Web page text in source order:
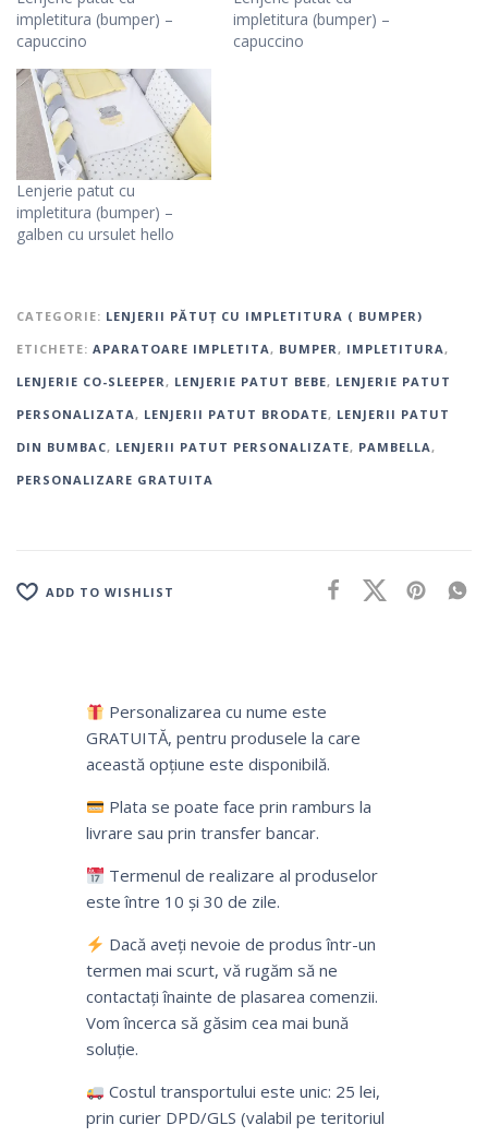
impletitura (bumper) –
capuccino
impletitura (bumper) –
capuccino
Lenjerie patut cu
impletitura (bumper) –
galben cu ursulet hello
CATEGORIE: LENJERII PĂTUȚ CU IMPLETITURA ( BUMPER)
ETICHETE: APARATOARE IMPLETITA, BUMPER, IMPLETITURA,
LENJERIE CO-SLEEPER, LENJERIE PATUT BEBE, LENJERIE PATUT
PERSONALIZATA, LENJERII PATUT BRODATE, LENJERII PATUT
DIN BUMBAC, LENJERII PATUT PERSONALIZATE, PAMBELLA,
PERSONALIZARE GRATUITA
ADD TO WISHLIST
Personalizarea cu nume este
GRATUITĂ, pentru produsele la care
această opțiune este disponibilă.
Plata se poate face prin ramburs la
livrare sau prin transfer bancar.
Termenul de realizare al produselor
este între 10 și 30 de zile.
Dacă aveți nevoie de produs într-un
termen mai scurt, vă rugăm să ne
contactați înainte de plasarea comenzii.
Vom încerca să găsim cea mai bună
soluție.
Costul transportului este unic: 25 lei,
prin curier DPD/GLS (valabil pe teritoriul